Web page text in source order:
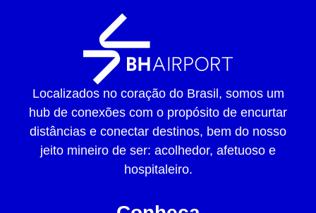
Localizados no coração do Brasil, somos um
hub de conexões com o propósito de encurtar
distâncias e conectar destinos, bem do nosso
jeito mineiro de ser: acolhedor, afetuoso e
hospitaleiro.